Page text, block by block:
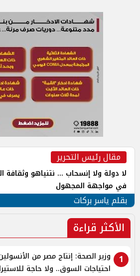
مقال رئيس التحرير
لا دولة ولا إنسحاب ... نتنياهو وثقافة
في مواجهة المجهول
بقلم ياسر بركات
الأكثر قراءة
1
وزير الصحة: إنتاج مصر من
احتياجات السوق.. ولا حاجة